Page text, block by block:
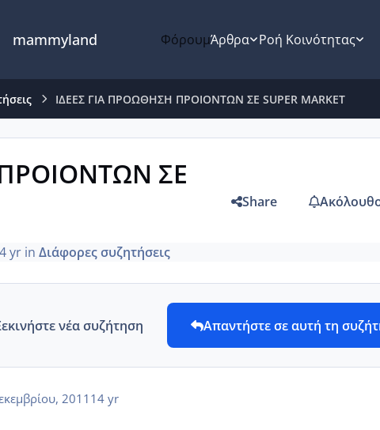
mammyland ΦόρουμΆρθρα Ροή Κοινότητας
ΙΔΕΕΣ ΓΙΑ ΠΡΟΩΘΗΣΗ ΠΡΟΙΟΝΤΩΝ ΣΕ SUPER MARKET
ΣΕ
Share
yr inΔιάφορες συζητήσεις
νέα συζήτηση Απαντήστε σε αυτή τη
2011 14 yr